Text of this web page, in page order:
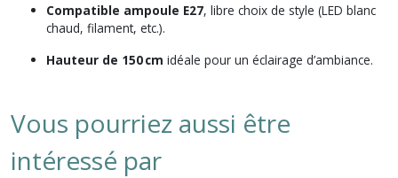
Compatible ampoule E27, libre choix de style (LED blanc
chaud, filament, etc.).
Hauteur de 150 cm idéale pour un éclairage d’ambiance.
Vous pourriez aussi être
intéressé par